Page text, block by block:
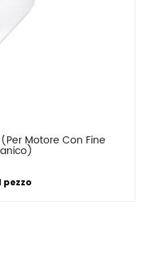
Motore Con Fine
pezzo